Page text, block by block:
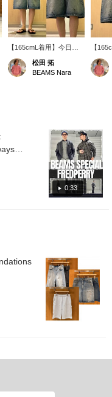
【165cmL着用】今日は
このデニムショーツをご
紹介します！ 今回は大き
めの普段のツーサイズ上
げればこんな感じで綺麗
に履いていただけます！
デザインは結構ペイント
やヨゴレ加工が施されて
おりとてもブランドらし
いアイテムかなと思いま
す！ 生地感はしっかりと
てるので見てみてくださ
い！『松田』の【お気に
入り】・【フォロー】も
していただくと後から見
返しやすくなるのでご活
松田 拓
BEAMS Nara
【
ー）
スタ
代的
かな
ステ
ト使
ブラ
な作
てこ
ど味
うの
イリ
てる
い！
0:33
on